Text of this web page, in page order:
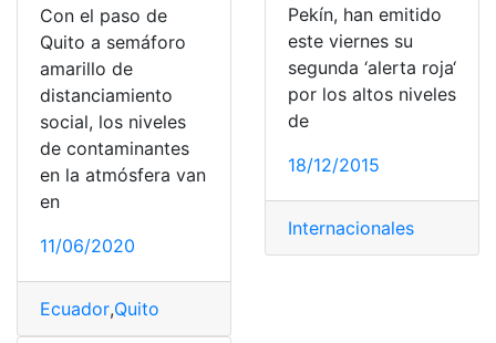
Con el paso de
Quito a semáforo
amarillo de
distanciamiento
social, los niveles
de contaminantes
en la atmósfera van
en
11/06/2020
Ecuador,Quito
Pekín, han emitido
este viernes su
segunda ‘alerta roja‘
por los altos niveles
de
18/12/2015
Internacionales